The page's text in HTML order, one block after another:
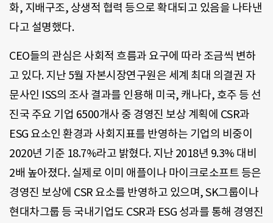
화, 지배구조, 상생적 협력 등으로 확대되고 있음을 나타낸
다고 설명했다.
CEO들의 관심은 사회적 흐름과 요구에 따라 조금씩 변하
고 있다. 지난 5월 자본시장연구원은 세계 최대 의결권 자
문사인 ISS의 조사 결과를 인용해 미국, 캐나다, 호주 등 선
진국 주요 기업 6500개사 중 경영진 보상 계획에 CSR과
ESG 요소인 환경과 사회지표를 반영하는 기업의 비중이
2020년 기준 18.7%라고 밝혔다. 지난 2018년 9.3% 대비
2배 높아졌다. 실제로 이미 애플이나 마이크로소프트 등은
경영진 보상에 CSR 요소를 반영하고 있으며, SK그룹이나
현대차그룹 등 국내기업도 CSR과 ESG 성과를 통해 경영진